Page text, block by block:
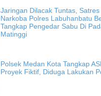
Jaringan Dilacak Tuntas, Satres
Narkoba Polres Labuhanbatu
Tangkap Pengedar Sabu Di
Matinggi
Polsek Medan Kota Tangkap
Proyek Fiktif, Diduga Lakukan